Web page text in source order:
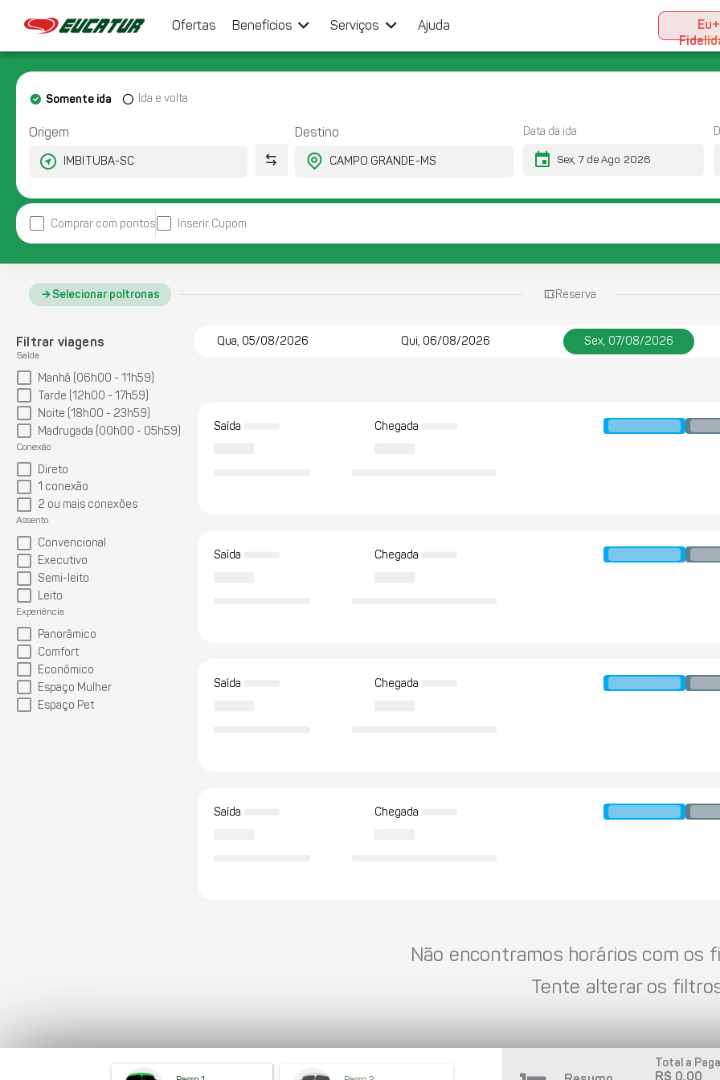
Ofertas Benefícios keyboard_arrow_down Serviços keyboard_arrow_down Ajuda
Eu+
Origem Destino
Somente ida Ida e volta
Data da ida
event
Comprar com pontos Inserir Cupom
Selecionar poltronas Reserva
Filtrar viagens
Saída
Manhã (06h00 - 11h59)
Tarde (12h00 - 17h59)
Noite (18h00 - 23h59)
Madrugada (00h00 - 05h59)
Conexão
Direto
1 conexão
2 ou mais conexões
Assento
Convencional
Executivo
Semi-leito
Leito
Experiência
Panorâmico
Comfort
Econômico
Espaço Mulher
Espaço Pet
Qua, 05/08/2026 Qui, 06/08/2026 Sex, 07/08/2026
Saída Chegada
Saída Chegada
Saída Chegada
Saída Chegada
Não encontramos horários com os
Tente alterar os
Total a
R$ 0,00